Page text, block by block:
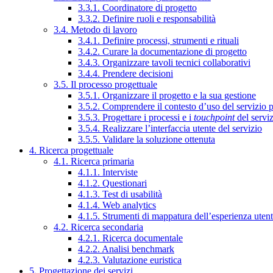
3.3.1. Coordinatore di progetto
3.3.2. Definire ruoli e responsabilità
3.4. Metodo di lavoro
3.4.1. Definire processi, strumenti e rituali
3.4.2. Curare la documentazione di progetto
3.4.3. Organizzare tavoli tecnici collaborativi
3.4.4. Prendere decisioni
3.5. Il processo progettuale
3.5.1. Organizzare il progetto e la sua gestione
3.5.2. Comprendere il contesto d’uso del servizio
3.5.3. Progettare i processi e i touchpointdel
3.5.4. Realizzare l’interfaccia utente del servizio
3.5.5. Validare la soluzione ottenuta
4. Ricerca progettuale
4.1. Ricerca primaria
4.1.1. Interviste
4.1.2. Questionari
4.1.3. Test di usabilità
4.1.4. Web analytics
4.1.5. Strumenti di mappatura dell’esperienza
4.2. Ricerca secondaria
4.2.1. Ricerca documentale
4.2.2. Analisi benchmark
4.2.3. Valutazione euristica
5. Progettazione dei servizi